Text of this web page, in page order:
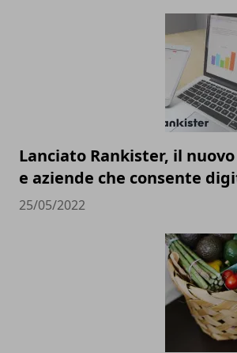
Lanciato Rankister, il
e aziende che consente
25/05/2022